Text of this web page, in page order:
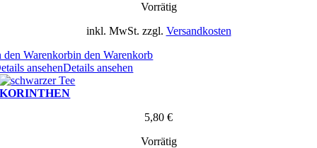
Vorrätig
inkl. MwSt. zzgl. Versandkosten
den Warenkorbin den Warenkorb
ansehenDetails ansehen
KORINTHEN
5,80 €
Vorrätig